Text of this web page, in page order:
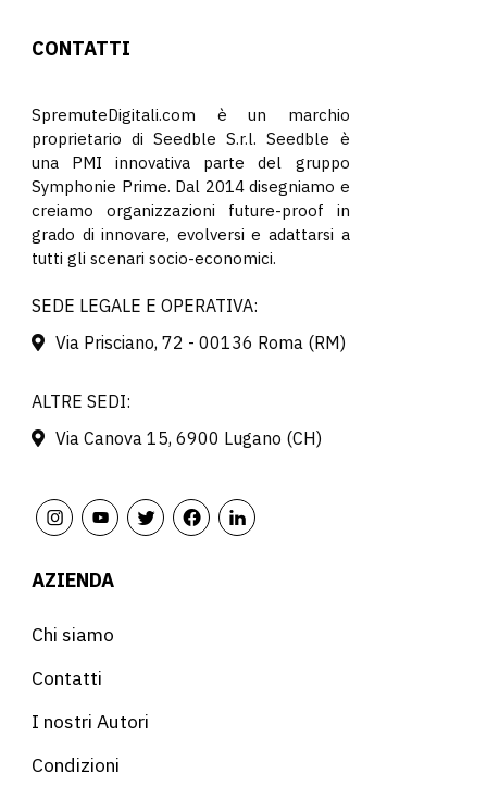
CONTATTI
SpremuteDigitali.com è un marchio
proprietario di Seedble S.r.l. Seedble è
una PMI innovativa parte del gruppo
Symphonie Prime. Dal 2014 disegniamo e
creiamo organizzazioni future-proof in
grado di innovare, evolversi e adattarsi a
tutti gli scenari socio-economici.
SEDE LEGALE E OPERATIVA:
Via Prisciano, 72 - 00136 Roma (RM)
ALTRE SEDI:
Via Canova 15, 6900 Lugano (CH)
AZIENDA
Chi siamo
Contatti
I nostri Autori
Condizioni